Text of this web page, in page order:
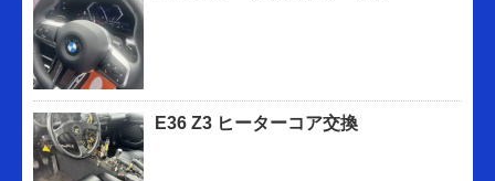
E36 Z3 ヒーターコア交換